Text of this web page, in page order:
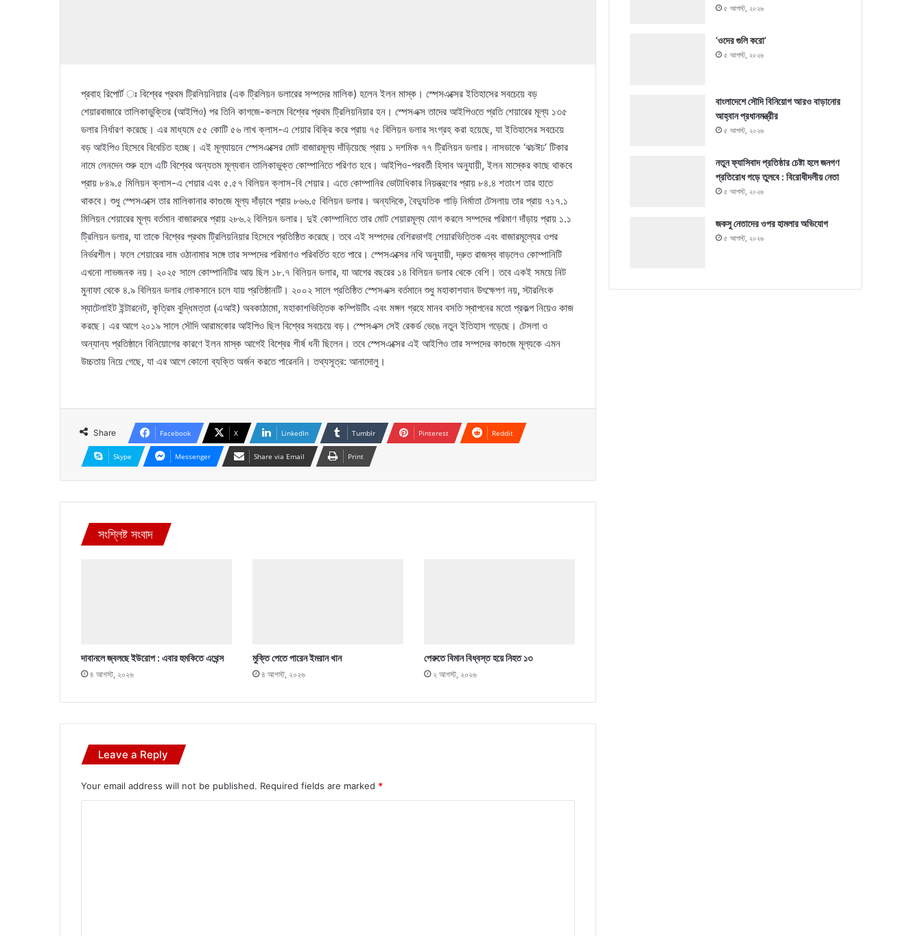
প্রবাহ রিপোর্ট ঃ বিশ্বের প্রথম ট্রিলিয়নিয়ার (এক ট্রিলিয়ন ডলারের সম্পদের মালিক) হলেন ইলন মাস্ক। স্পেসএক্সের ইতিহাসের সবচেয়ে বড়
শেয়ারবাজারে তালিকাভুক্তির (আইপিও) পর তিনি কাগজে-কলমে বিশ্বের প্রথম ট্রিলিয়নিয়ার হন। স্পেসএক্স তাদের আইপিওতে প্রতি শেয়ারের মূল্য ১৩৫
ডলার নির্ধারণ করেছে। এর মাধ্যমে ৫৫ কোটি ৫৬ লাখ ক্লাস-এ শেয়ার বিক্রি করে প্রায় ৭৫ বিলিয়ন ডলার সংগ্রহ করা হয়েছে, যা ইতিহাসের সবচেয়ে
বড় আইপিও হিসেবে বিবেচিত হচ্ছে। এই মূল্যায়নে স্পেসএক্সের মোট বাজারমূল্য দাঁড়িয়েছে প্রায় ১ দশমিক ৭৭ ট্রিলিয়ন ডলার। নাসডাকে ‘ঝচঈঢ’ টিকার
নামে লেনদেন শুরু হলে এটি বিশ্বের অন্যতম মূল্যবান তালিকাভুক্ত কোম্পানিতে পরিণত হবে। আইপিও-পরবর্তী হিসাব অনুযায়ী, ইলন মাস্কের কাছে থাকবে
প্রায় ৮৪৯.৫ মিলিয়ন ক্লাস-এ শেয়ার এবং ৫.৫৭ বিলিয়ন ক্লাস-বি শেয়ার। এতে কোম্পানির ভোটাধিকার নিয়ন্ত্রণের প্রায় ৮৪.৪ শতাংশ তার হাতে
থাকবে। শুধু স্পেসএক্সে তার মালিকানার কাগুজে মূল্য দাঁড়াবে প্রায় ৮৬৬.৫ বিলিয়ন ডলার। অন্যদিকে, বৈদ্যুতিক গাড়ি নির্মাতা টেসলায় তার প্রায় ৭১৭.১
মিলিয়ন শেয়ারের মূল্য বর্তমান বাজারদরে প্রায় ২৮৬.২ বিলিয়ন ডলার। দুই কোম্পানিতে তার মোট শেয়ারমূল্য যোগ করলে সম্পদের পরিমাণ দাঁড়ায় প্রায় ১.১
ট্রিলিয়ন ডলার, যা তাকে বিশ্বের প্রথম ট্রিলিয়নিয়ার হিসেবে প্রতিষ্ঠিত করেছে। তবে এই সম্পদের বেশিরভাগই শেয়ারভিত্তিক এবং বাজারমূল্যের ওপর
নির্ভরশীল। ফলে শেয়ারের দাম ওঠানামার সঙ্গে তার সম্পদের পরিমাণও পরিবর্তিত হতে পারে। স্পেসএক্সের নথি অনুযায়ী, দ্রুত রাজস্ব বাড়লেও কোম্পানিটি
এখনো লাভজনক নয়। ২০২৫ সালে কোম্পানিটির আয় ছিল ১৮.৭ বিলিয়ন ডলার, যা আগের বছরের ১৪ বিলিয়ন ডলার থেকে বেশি। তবে একই সময়ে নিট
মুনাফা থেকে ৪.৯ বিলিয়ন ডলার লোকসানে চলে যায় প্রতিষ্ঠানটি। ২০০২ সালে প্রতিষ্ঠিত স্পেসএক্স বর্তমানে শুধু মহাকাশযান উৎক্ষেপণ নয়, স্টারলিংক
স্যাটেলাইট ইন্টারনেট, কৃত্রিম বুদ্ধিমত্তা (এআই) অবকাঠামো, মহাকাশভিত্তিক কম্পিউটিং এবং মঙ্গল গ্রহে মানব বসতি স্থাপনের মতো প্রকল্প নিয়েও কাজ
করছে। এর আগে ২০১৯ সালে সৌদি আরামকোর আইপিও ছিল বিশ্বের সবচেয়ে বড়। স্পেসএক্স সেই রেকর্ড ভেঙে নতুন ইতিহাস গড়েছে। টেসলা ও
অন্যান্য প্রতিষ্ঠানে বিনিয়োগের কারণে ইলন মাস্ক আগেই বিশ্বের শীর্ষ ধনী ছিলেন। তবে স্পেসএক্সের এই আইপিও তার সম্পদের কাগুজে মূল্যকে এমন
উচ্চতায় নিয়ে গেছে, যা এর আগে কোনো ব্যক্তি অর্জন করতে পারেননি। তথ্যসূত্র: আনাদোলু।
Share Facebook X LinkedIn Tumblr Pinterest Reddit
Skype Messenger Share via Email Print
সংশ্লিষ্ট সংবাদ
দাবানলে জ্বলছে ইউরোপ : এবার হুমকিতে এথেন্স
৪ আগস্ট, ২০২৬
মুক্তি পেতে পারেন ইমরান খান
৪ আগস্ট, ২০২৬
পেরুতে বিমান বিধ্বস্ত হয়ে নিহত ১৩
২ আগস্ট, ২০২৬
Leave a Reply
Your email address will not be published. Required fields are marked *
৫ আগস্ট, ২০২৬
‘ওদের গুলি করো’
৫ আগস্ট, ২০২৬
বাংলাদেশে সৌদি বিনিয়োগ আরও বাড়ানোর
আহ্বান প্রধানমন্ত্রীর
৫ আগস্ট, ২০২৬
নতুন ফ্যাসিবাদ প্রতিষ্ঠার চেষ্টা হলে জনগণ
প্রতিরোধ গড়ে তুলবে : বিরোধীদলীয় নেতা
৫ আগস্ট, ২০২৬
জকসু নেতাদের ওপর হামলার অভিযোগ
৫ আগস্ট, ২০২৬